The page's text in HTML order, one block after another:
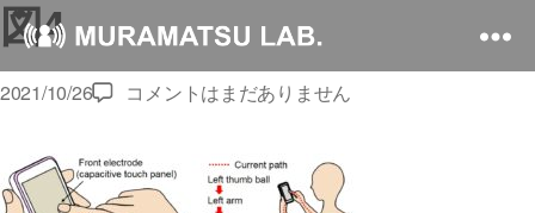
図4
2021/10/26
図
の
コメントはまだありません